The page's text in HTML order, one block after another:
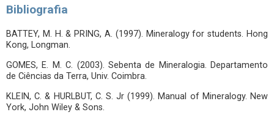
Bibliografia
BATTEY, M. H. & PRING, A. (1997). Mineralogy for students. Hong
Kong, Longman.
GOMES, E. M. C. (2003). Sebenta de Mineralogia. Departamento
de Ciências da Terra, Univ. Coimbra.
KLEIN, C. & HURLBUT, C. S. Jr (1999). Manual of Mineralogy. New
York, John Wiley & Sons.